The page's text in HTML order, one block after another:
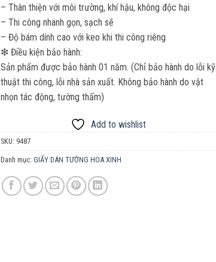
– Thân thiện với môi trường, khí hậu, không độc hại
– Thi công nhanh gọn, sạch sẽ
– Độ bám dính cao với keo khi thi công riêng
❇ Điều kiện bảo hành:
Sản phẩm được bảo hành 01 năm. (Chỉ bảo hành do lỗi kỹ
thuật thi công, lỗi nhà sản xuất. Không bảo hành do vật
nhọn tác động, tường thấm)
Add to wishlist
SKU: 9487
Danh mục: GIẤY DÁN TƯỜNG HOA XINH